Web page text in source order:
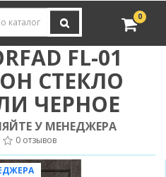
0
FL-01
СТЕКЛО
ЧЕРНОЕ
У МЕНЕДЖЕРА
0 отзывов